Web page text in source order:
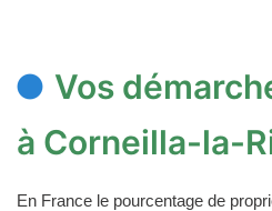
Vos
à Corneilla-la-
En France le pourcentage de